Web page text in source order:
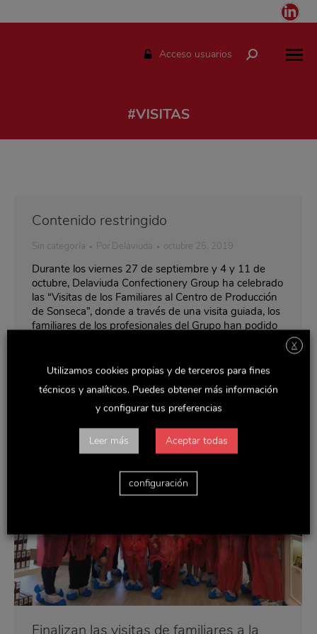
Acceso usuarios Buscar:
#VISITAS
Contenido restringido
Sin categoría Por Delaviuda octubre 25, 2019
Durante los viernes 27 de septiembre y 4 y 11 de
octubre, Delaviuda Confectionery Group ha celebrado
las “Visitas de los Familiares al Centro de Producción
de Sonseca”, donde a través de una visita guiada, los
familiares de los profesionales del Grupo han podido
Finalizan las visitas de familiares a la
X
Utilizamos cookies propias y de terceros para fines
técnicos y analíticos. Puedes obtener más información
y configurar tus preferencias
Leer más Aceptar todas
configuración